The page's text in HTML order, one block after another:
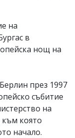
на
в
нощ на
през 1997
събитие
на
която
начало.